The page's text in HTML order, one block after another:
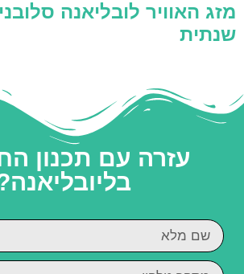
מזג האוויר לובליאנה
שנתית
עזרה עם תכנון